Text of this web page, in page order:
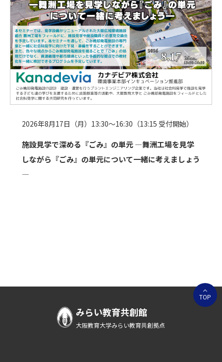
2026年8月17日（月）13:30～16:30（13:15 受付開始）
施設見学で深める『ごみ』の単元 ―舞洲工場を見学
しながら『ごみ』の単元について一緒に考えましょう
―
TOP
みらい教育共創館
大阪教育大学みらい教育共創拠点